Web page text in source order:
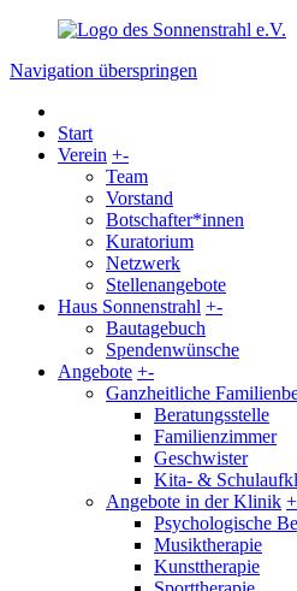
Navigation überspringen
Start
Verein +-
Team
Vorstand
Botschafter*innen
Kuratorium
Netzwerk
Stellenangebote
Haus Sonnenstrahl +-
Bautagebuch
Spendenwünsche
Angebote +-
Ganzheitliche
Beratungsstelle
Familienzimmer
Geschwister
Kita- &
Angebote in der Klinik +
Psychologische
Musiktherapie
Kunsttherapie